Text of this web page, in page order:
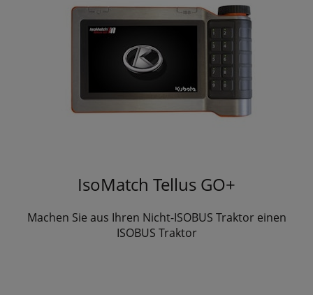
IsoMatch Tellus GO+
Machen Sie aus Ihren Nicht-ISOBUS Traktor einen
ISOBUS Traktor